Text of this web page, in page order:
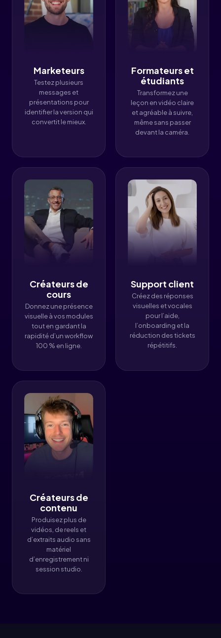
Marketeurs
Testez plusieurs
messages et
présentations pour
identifier la version qui
convertit le mieux.
Formateurs et
étudiants
Transformez une
leçon en vidéo claire
et agréable à suivre,
même sans passer
devant la caméra.
Créateurs de
cours
Donnez une présence
visuelle à vos modules
tout en gardant la
rapidité d’un workflow
100 % en ligne.
Support client
Créez des réponses
visuelles et vocales
pour l’aide,
l’onboarding et la
réduction des tickets
répétitifs.
Créateurs de
contenu
Produisez plus de
vidéos, de reels et
d’extraits audio sans
matériel
d’enregistrement ni
session studio.